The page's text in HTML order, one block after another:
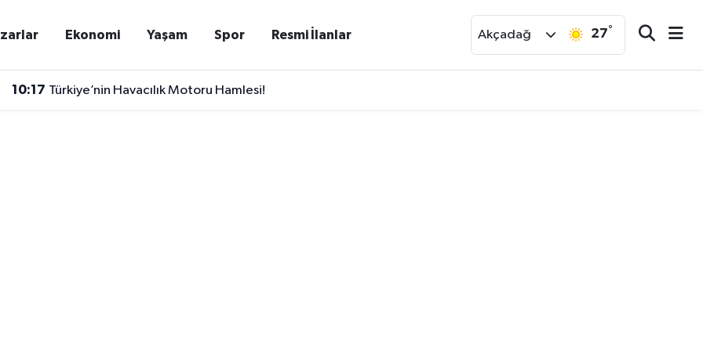
Ekonomi Yaşam Spor Resmi İlanlar Akçadağ 27°
10:17 Türkiye’nin Havacılık Motoru Hamlesi!